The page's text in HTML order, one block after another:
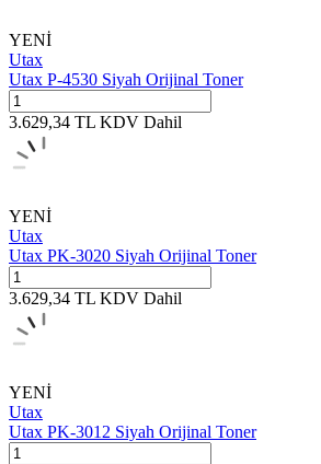
YENİ
Utax
Utax P-4530 Siyah Orijinal Toner
3.629,34 TL KDV Dahil
YENİ
Utax
Utax PK-3020 Siyah Orijinal Toner
3.629,34 TL KDV Dahil
YENİ
Utax
Utax PK-3012 Siyah Orijinal Toner